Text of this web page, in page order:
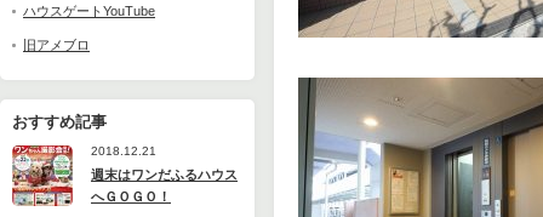
ハウスゲートYouTube
旧アメブロ
おすすめ記事
2018.12.21
週末はワンだふるハウス
へＧＯＧＯ！